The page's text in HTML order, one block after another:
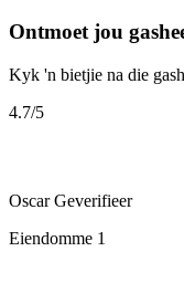
Ontmoet jou
Kyk 'n bietjie na die
4.7/5
Oscar Geverifieer
Eiendomme 1